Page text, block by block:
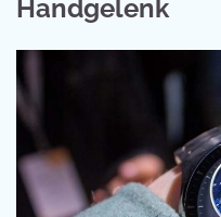
Handgelenk